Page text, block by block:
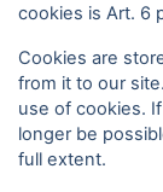
cookies is Art. 6
Cookies are
from it to our
use of cookies.
longer be
full extent.